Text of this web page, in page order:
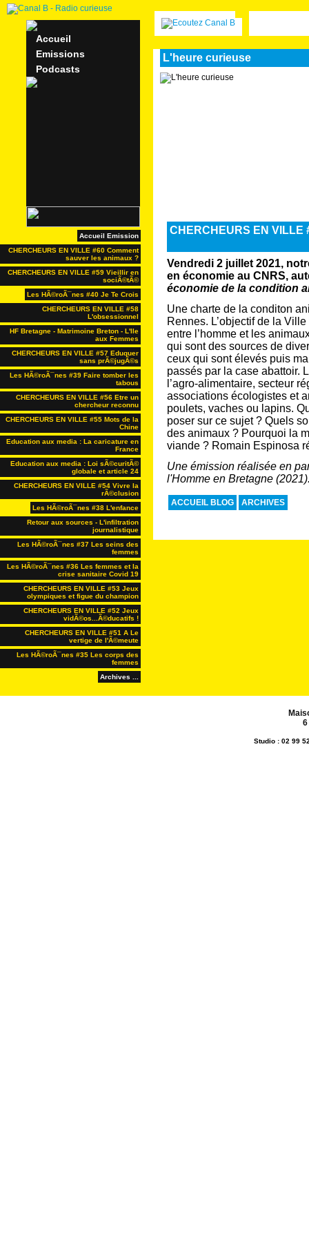
Accueil
Emissions
Podcasts
Accueil Emission
CHERCHEURS EN VILLE #60 Comment
sauver les animaux ?
CHERCHEURS EN VILLE #59 Vieillir en
sociÃ©tÃ©
Les HÃ©roÃ¯nes #40 Je Te Crois
CHERCHEURS EN VILLE #58
L'obsessionnel
HF Bretagne - Matrimoine Breton - L'Ile
aux Femmes
CHERCHEURS EN VILLE #57 Eduquer
sans prÃ©jugÃ©s
Les HÃ©roÃ¯nes #39 Faire tomber les
tabous
CHERCHEURS EN VILLE #56 Etre un
chercheur reconnu
CHERCHEURS EN VILLE #55 Mots de la
Chine
Education aux media : La caricature en
France
Education aux media : Loi sÃ©curitÃ©
globale et article 24
CHERCHEURS EN VILLE #54 Vivre la
rÃ©clusion
Les HÃ©roÃ¯nes #38 L'enfance
Retour aux sources - L'infiltration
journalistique
Les HÃ©roÃ¯nes #37 Les seins des
femmes
Les HÃ©roÃ¯nes #36 Les femmes et la
crise sanitaire Covid 19
CHERCHEURS EN VILLE #53 Jeux
olympiques et figue du champion
CHERCHEURS EN VILLE #52 Jeux
vidÃ©os...Ã©ducatifs !
CHERCHEURS EN VILLE #51 A Le
vertige de l'Ã©meute
Les HÃ©roÃ¯nes #35 Les corps des
femmes
Archives ...
L'heure curieuse
CHERCHEURS EN
Vendredi 2 juillet 2021,
en économie au CNRS,
économie de la condition
Une charte de la conditon
Rennes. L’objectif de la
entre l’homme et les
qui sont des sources de
ceux qui sont élevés puis
passés par la case abattoir.
l’agro-alimentaire, secteur
associations écologistes et
poulets, vaches ou lapins.
poser sur ce sujet ? Quels
des animaux ? Pourquoi la
viande ? Romain Espinosa
Une émission réalisée en
l'Homme en Bretagne
ACCUEIL BLOG ARCHIVES
Studio : 02 99